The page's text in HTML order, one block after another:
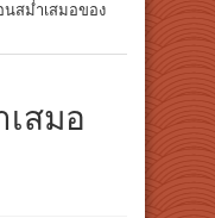
นสม่ำเสมอของ
สมอ